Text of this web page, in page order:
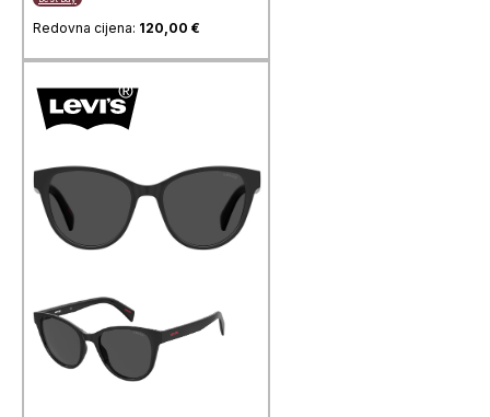
Redovna cijena: 120,00 €